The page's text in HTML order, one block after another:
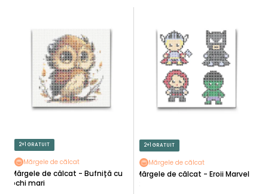
O
D
U
S
U
S
2+1 GRATUIT
Mărgele de călcat
Mărgele de călcat - Bufniță cu
ochi mari
2+1 GRATUIT
Mărgele de călcat
Mărgele de călcat - Eroii Marvel
2